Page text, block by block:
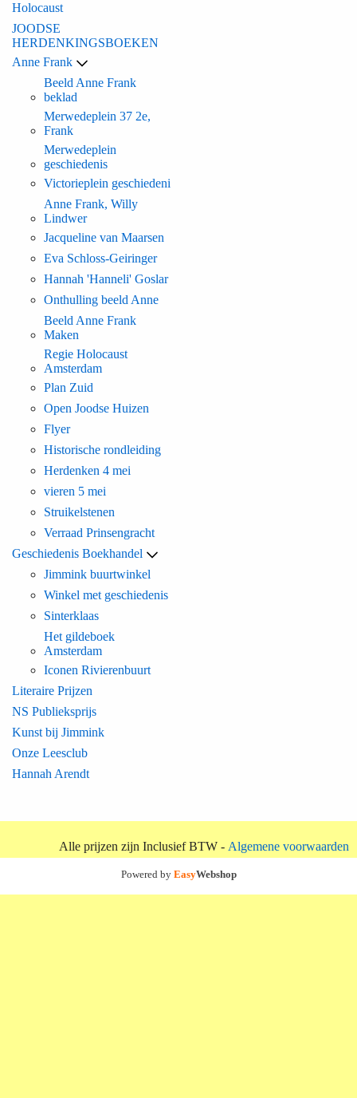
Holocaust
JOODSE
HERDENKINGSBOEKEN
Anne Frank
Beeld Anne Frank
beklad
Merwedeplein 37 2e,
Frank
Merwedeplein
geschiedenis
Victorieplein geschiedeni
Anne Frank, Willy
Lindwer
Jacqueline van Maarsen
Eva Schloss-Geiringer
Hannah 'Hanneli' Goslar
Onthulling beeld Anne
Beeld Anne Frank
Maken
Regie Holocaust
Amsterdam
Plan Zuid
Open Joodse Huizen
Flyer
Historische rondleiding
Herdenken 4 mei
vieren 5 mei
Struikelstenen
Verraad Prinsengracht
Geschiedenis Boekhandel
Jimmink buurtwinkel
Winkel met geschiedenis
Sinterklaas
Het gildeboek
Amsterdam
Iconen Rivierenbuurt
Literaire Prijzen
NS Publieksprijs
Kunst bij Jimmink
Onze Leesclub
Hannah Arendt
Alle prijzen zijn Inclusief BTW - Algemene voorwaarden
Powered by EasyWebshop